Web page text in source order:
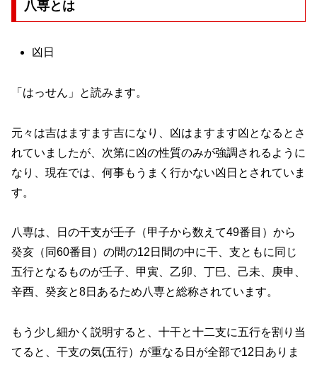
八専とは
凶日
「はっせん」と読みます。
元々は吉はますます吉になり、凶はますます凶となるとさ
れていましたが、次第に凶の性質のみが強調されるように
なり、現在では、何事もうまく行かない凶日とされていま
す。
八専は、日の干支が壬子（甲子から数えて49番目）から
癸亥（同60番目）の間の12日間の中に干、支ともに同じ
五行となるものが壬子、甲寅、乙卯、丁巳、己未、庚申、
辛酉、癸亥と8日あるため八専と総称されています。
もう少し細かく説明すると、十干と十二支に五行を割り当
てると、干支の気(五行）が重なる日が全部で12日ありま